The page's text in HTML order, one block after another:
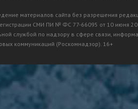
материалов сайта без разрешения
СМИ ПИ № ФС 77-66095 от 10 июня
службой по надзору в сфере связи,
коммуникаций (Роскомнадзор). 16+